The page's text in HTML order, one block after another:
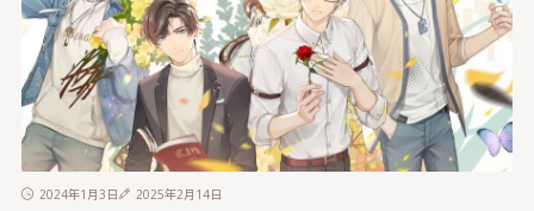
2024年1月3日 2025年2月14日